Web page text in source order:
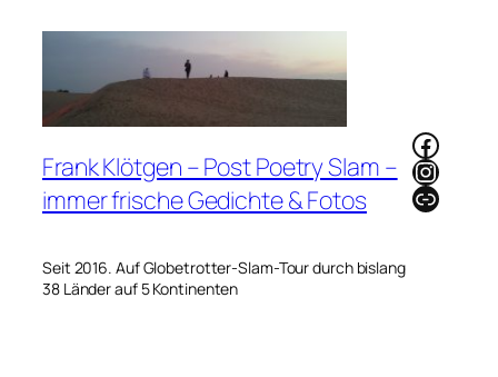
Frank Klötgen – Post Poetry Slam –
immer frische Gedichte & Fotos
Seit 2016. Auf Globetrotter-Slam-Tour durch bislang
38 Länder auf 5 Kontinenten
Link